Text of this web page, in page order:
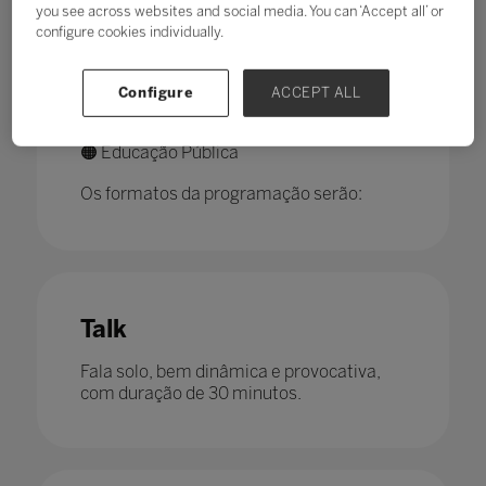
conteúdo:
🟠 Educação Pública
Os formatos da programação serão:
Talk
Fala solo, bem dinâmica e provocativa,
com duração de 30 minutos.
you see across websites and social media. You can ‘Accept all’ or
configure cookies individually.
Configure ACCEPT ALL